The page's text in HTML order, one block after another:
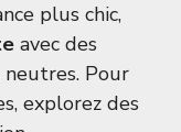
plus chic,
avec des
Pour
explorez des